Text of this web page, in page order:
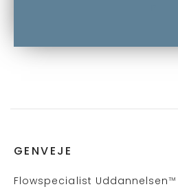
GENVEJE
Flowspecialist Uddannelsen™